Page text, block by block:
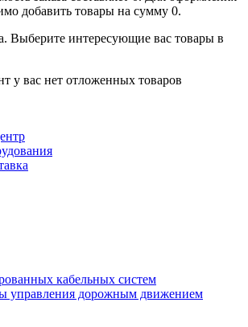
добавить товары на сумму 0.
Выберите интересующие вас товары в
у вас нет отложенных товаров
кабельных систем
управления дорожным движением